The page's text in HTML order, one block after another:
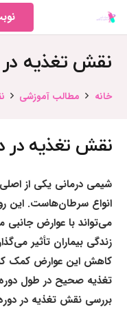
نقش تغذیه در
خانه مطالب آموزشی
نقش تغذیه در
شیمی درمانی یکی از
انواع سرطان‌هاست. این
می‌تواند با عوارض
زندگی بیماران تأثیر
کاهش این عوارض کمک
تغذیه صحیح در طول
بررسی نقش تغذیه در